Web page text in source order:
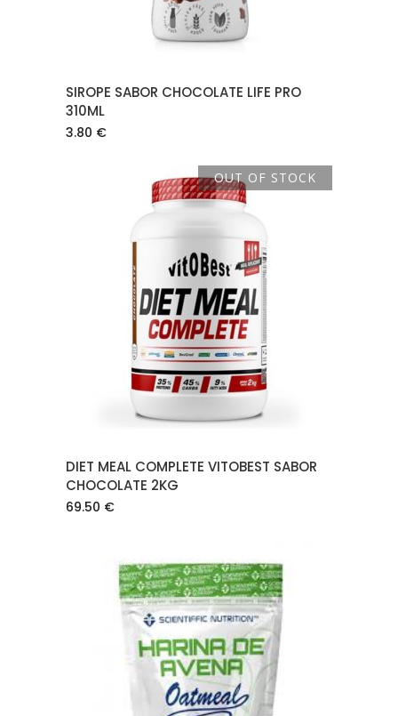
SIROPE SABOR CHOCOLATE LIFE PRO
310ML
3.80 €
OUT OF STOCK
LEER MÁS
DIET MEAL COMPLETE VITOBEST SABOR
CHOCOLATE 2KG
69.50 €
AÑADIR AL CARRITO